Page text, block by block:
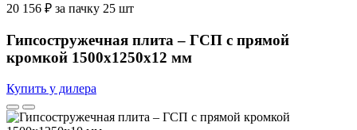
20 156 ₽ за пачку 25 шт
Гипсостружечная плита – ГСП с прямой
кромкой 1500х1250х12 мм
Купить у дилера